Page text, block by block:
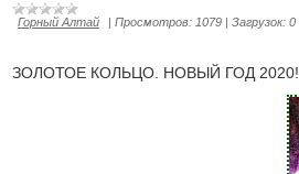
Горный Алтай | Просмотров: 1079 | Загрузок: 0
ЗОЛОТОЕ КОЛЬЦО. НОВЫЙ ГОД 2020!